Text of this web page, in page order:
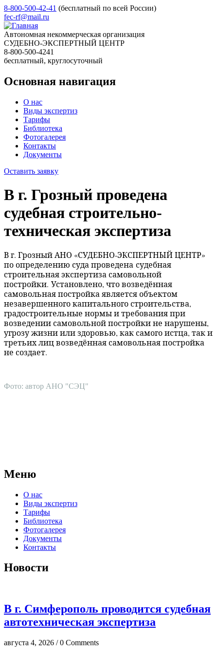
8-800-500-42-41 (бесплатный по всей России)
fec-rf@mail.ru
Автономная некоммерческая организация
СУДЕБНО-ЭКСПЕРТНЫЙ ЦЕНТР
8-800-500-4241
бесплатный, круглосуточный
Основная навигация
О нас
Виды экспертиз
Тарифы
Библиотека
Фотогалерея
Контакты
Документы
Оставить заявку
В г. Грозный проведена
судебная строительно-
техническая экспертиза
В г. Грозный АНО «СУДЕБНО-ЭКСПЕРТНЫЙ ЦЕНТР»
по определению суда проведена судебная
строительная экспертиза самовольной
постройки. Установлено, что возведённая
самовольная постройка является объектом
незавершенного капитального строительства,
градостроительные нормы и требования при
возведении самовольной постройки не нарушены,
угрозу жизни или здоровью, как самого истца, так и
третьих лиц возведённая самовольная постройка
не создает.
Фото: автор АНО "СЭЦ"
Меню
О нас
Виды экспертиз
Тарифы
Библиотека
Фотогалерея
Документы
Контакты
Новости
В г. Симферополь проводится судебная
автотехническая экспертиза
августа 4, 2026 / 0 Comments